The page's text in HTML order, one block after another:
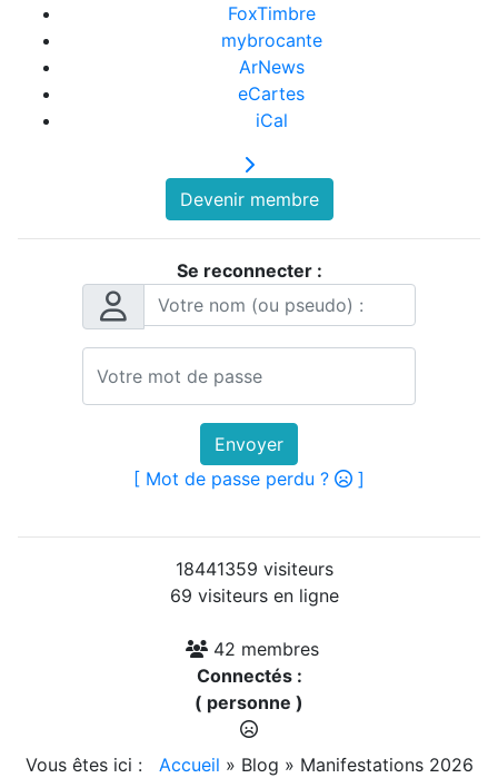
FoxTimbre
mybrocante
ArNews
eCartes
iCal
Devenir membre
Se reconnecter :
Envoyer
[ Mot de passe perdu ?
]
18441359 visiteurs
69 visiteurs en ligne
42 membres
Connectés :
( personne )
Vous êtes ici : Accueil » Blog » Manifestations 2026